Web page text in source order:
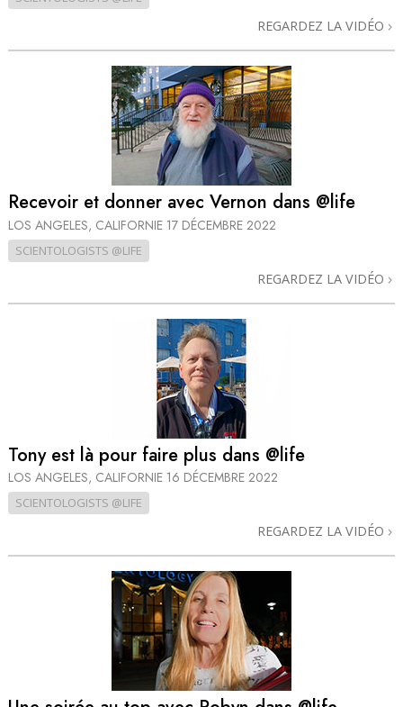
REGARDEZ LA VIDÉO
Recevoir et donner avec Vernon dans @life
LOS ANGELES, CALIFORNIE 17 DÉCEMBRE 2022
SCIENTOLOGISTS @LIFE
REGARDEZ LA VIDÉO
Tony est là pour faire plus dans @life
LOS ANGELES, CALIFORNIE 16 DÉCEMBRE 2022
SCIENTOLOGISTS @LIFE
REGARDEZ LA VIDÉO